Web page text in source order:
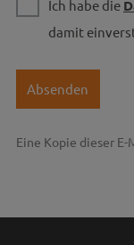
Ich habe die
damit
Absenden
Eine Kopie dieser E-